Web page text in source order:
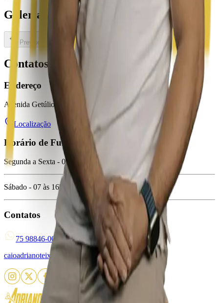
Galeria
Previous slide
Contatos
Endereço
Avenida Getúlio Vargas, 123 Centro - Feira de Santana - Ba
Localização
Horário de Funcionamento
Segunda a Sexta - 07 às 20hrs
Sábado - 07 às 16hrs
Contatos
75 98846-0046
caioadrianoteixeira@gmail.com